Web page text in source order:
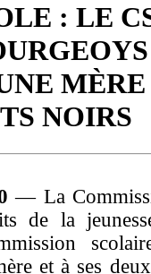
: LE
NOIRS
— La
de la
et à ses